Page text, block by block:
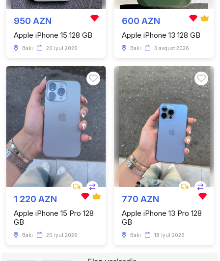
950 AZN
Apple iPhone 15 128 GB
Bakı 20 iyul 2026
600 AZN
Apple iPhone 13 128 GB
Bakı 3 avqust 2026
1 220 AZN
Apple iPhone 15 Pro 128
GB
Bakı 20 iyul 2026
770 AZN
Apple iPhone 13 Pro 128
GB
Bakı 18 iyul 2026